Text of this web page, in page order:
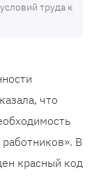
труда к
что
В
красный код